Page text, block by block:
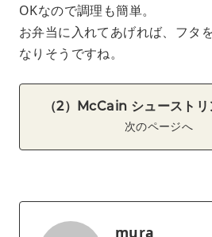
OKなので調理も簡単。
お弁当に入れてあげれば、フタ
なりそうですね。
（2）McCain シューストリ
次のページへ
mura